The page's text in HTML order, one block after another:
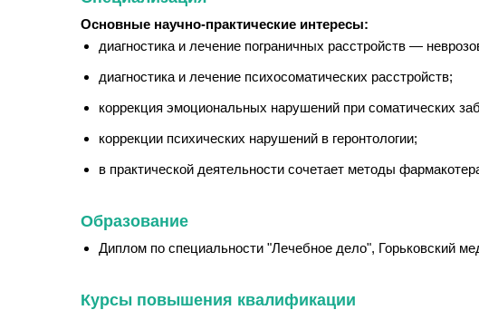
Основные научно-практические интересы:
диагностика и лечение пограничных расстройств —
диагностика и лечение психосоматических расстройств;
коррекция эмоциональных нарушений при соматических
коррекции психических нарушений в геронтологии;
в практической деятельности сочетает методы
Образование
Диплом по специальности "Лечебное дело", Горьковский
Курсы повышения квалификации